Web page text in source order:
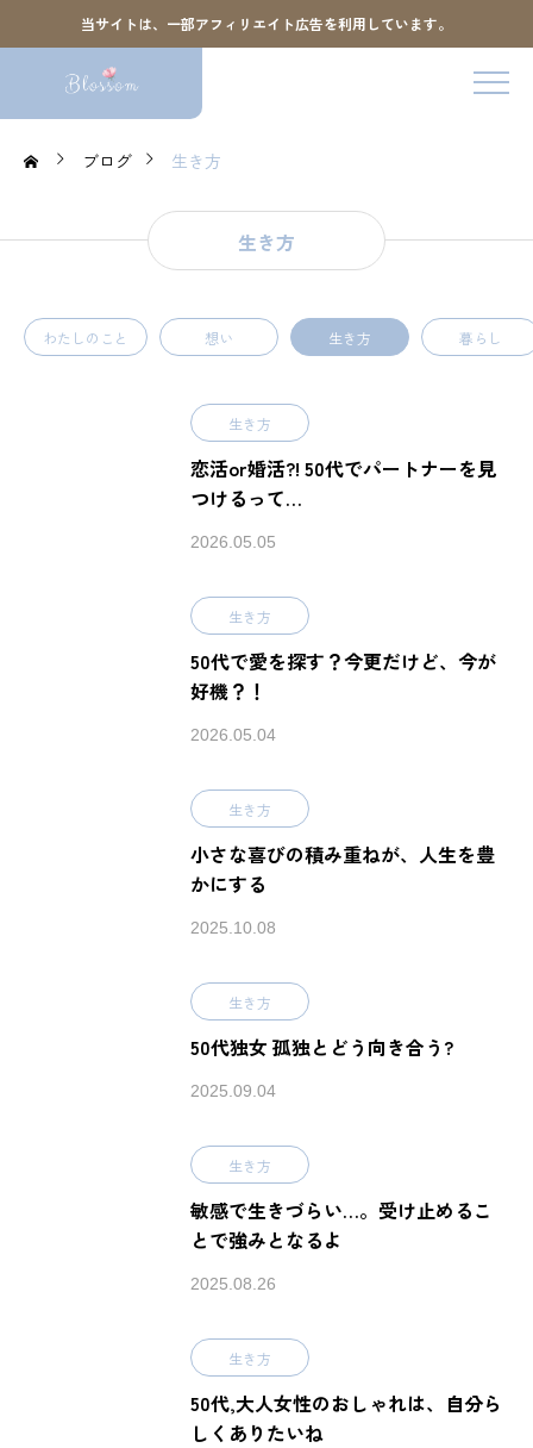
当サイトは、一部アフィリエイト広告を利用しています。
ブログ 生き方
生き方
わたしのこと 想い 生き方 暮らし
生き方
恋活or婚活?! 50代でパートナーを見
つけるって…
2026.05.05
生き方
50代で愛を探す？今更だけど、今が
好機？！
2026.05.04
生き方
小さな喜びの積み重ねが、人生を豊
かにする
2025.10.08
生き方
50代独女 孤独とどう向き合う?
2025.09.04
生き方
敏感で生きづらい…。受け止めるこ
とで強みとなるよ
2025.08.26
生き方
50代,大人女性のおしゃれは、自分ら
しくありたいね